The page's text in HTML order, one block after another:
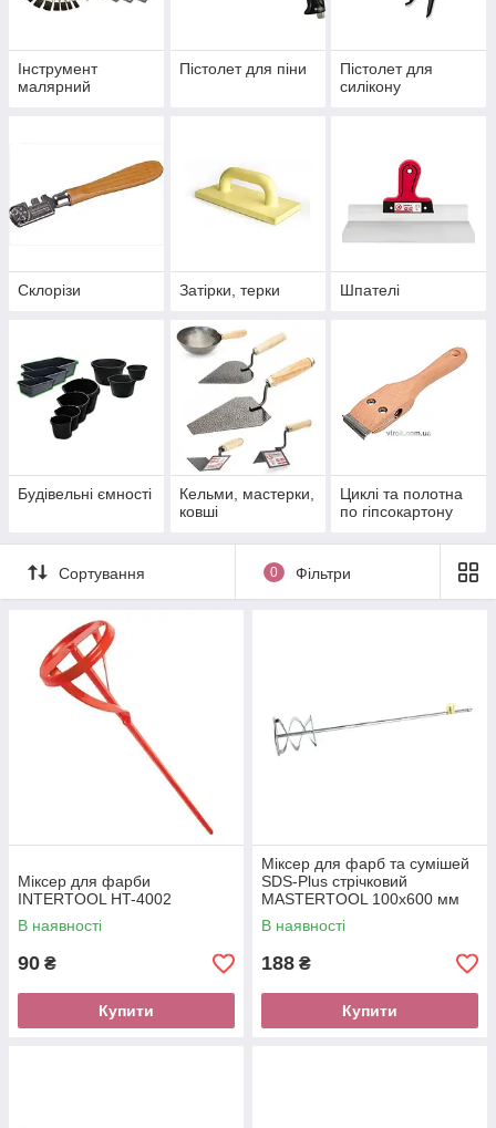
Інструмент
малярний
Пістолет для піни
Пістолет для
силікону
Склорізи Затірки, терки Шпателі
Будівельні ємності
Кельми, мастерки,
ковші
Циклі та полотна
по гіпсокартону
Сортування 0 Фільтри
Міксер для фарби
INTERTOOL HT-4002
В наявності
90 ₴
Купити
Міксер для фарб та сумішей
SDS-Plus стрічковий
MASTERTOOL 100х600 мм
80-0320
В наявності
188 ₴
Купити